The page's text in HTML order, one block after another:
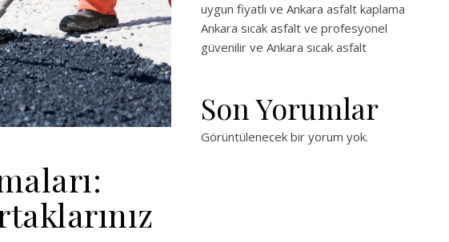
uygun fiyatlı ve Ankara asfalt kaplama
Ankara sıcak asfalt ve profesyonel
güvenilir ve Ankara sıcak asfalt
Son Yorumlar
Görüntülenecek bir yorum yok.